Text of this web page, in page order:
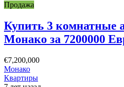
Продажа
Купить 3 комнатные
Монако за 7200000
€7,200,000
Монако
Квартиры